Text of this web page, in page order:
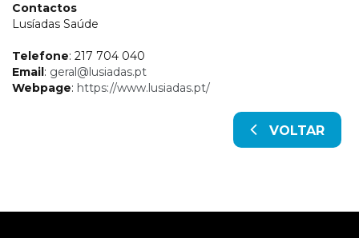
Contactos
Lusíadas Saúde
Telefone: 217 704 040
Email: geral@lusiadas.pt
Webpage: https://www.lusiadas.pt/
VOLTAR